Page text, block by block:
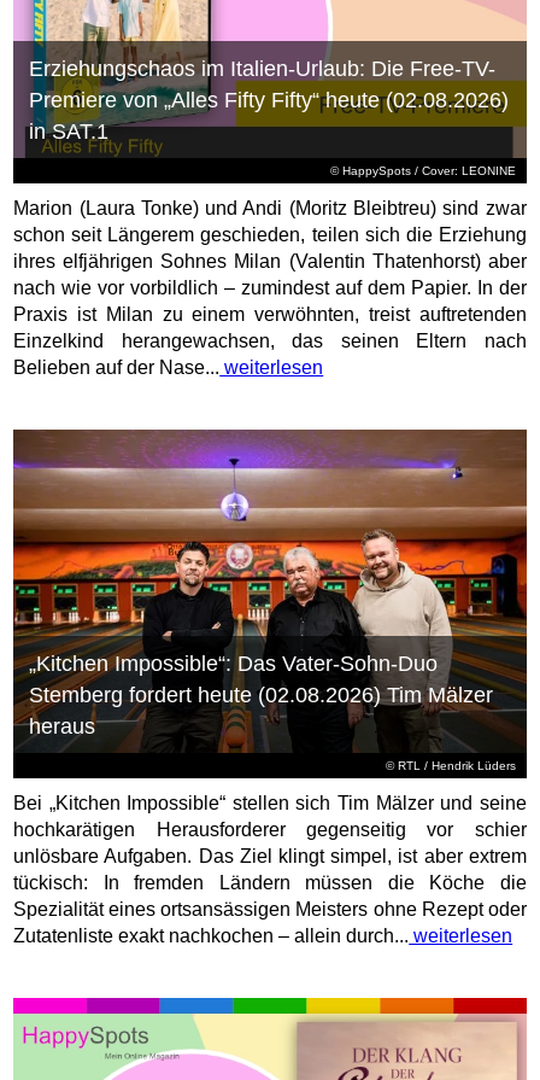
© HappySpots / Cover: LEONINE
Erziehungschaos im Italien-Urlaub: Die Free-TV-
Premiere von „Alles Fifty Fifty“ heute (02.08.2026)
in SAT.1
Marion (Laura Tonke) und Andi (Moritz Bleibtreu) sind zwar
schon seit Längerem geschieden, teilen sich die Erziehung
ihres elfjährigen Sohnes Milan (Valentin Thatenhorst) aber
nach wie vor vorbildlich – zumindest auf dem Papier. In der
Praxis ist Milan zu einem verwöhnten, treist auftretenden
Einzelkind herangewachsen, das seinen Eltern nach
Belieben auf der Nase... weiterlesen
©RTL / Hendrik Lüders
„Kitchen Impossible“: Das Vater-Sohn-Duo
Stemberg fordert heute (02.08.2026) Tim Mälzer
heraus
Bei „Kitchen Impossible“ stellen sich Tim Mälzer und seine
hochkarätigen Herausforderer gegenseitig vor schier
unlösbare Aufgaben. Das Ziel klingt simpel, ist aber extrem
tückisch: In fremden Ländern müssen die Köche die
Spezialität eines ortsansässigen Meisters ohne Rezept oder
Zutatenliste exakt nachkochen – allein durch... weiterlesen